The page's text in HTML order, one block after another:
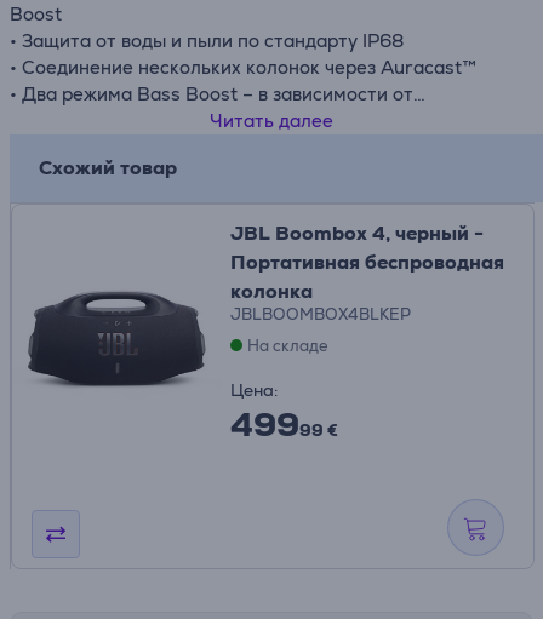
Boost
• Защита от воды и пыли по стандарту IP68
• Соединение нескольких колонок через Auracast™
• Два режима Bass Boost – в зависимости от
Читать далее
Схожий товар
JBL Boombox 4, черный -
Портативная беспроводная
колонка
JBLBOOMBOX4BLKEP
На складе
Цена:
49999 €